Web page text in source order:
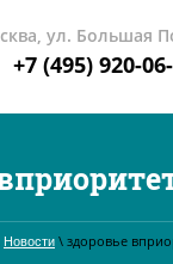
ул. Большая
+7 (495) 920-
Новости \ здоровье